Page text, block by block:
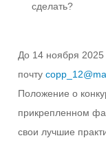
сделать?
До 14 ноября 2025
почту
Положение о
прикрепленном
свои лучшие